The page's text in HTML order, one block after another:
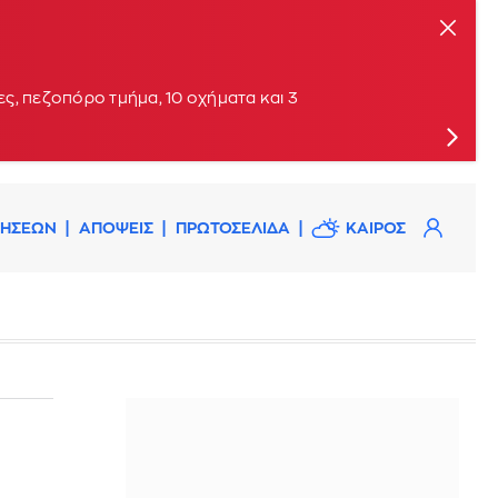
πεζοπόρο τμήμα, 10 οχήματα και 3
ΑΠΟΨΕΙΣ ΠΡΩΤΟΣΕΛΙΔΑ ΚΑΙΡΟΣ